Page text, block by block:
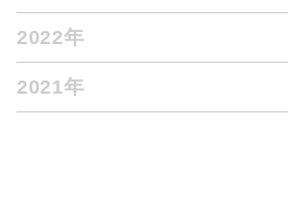
2022年
2021年